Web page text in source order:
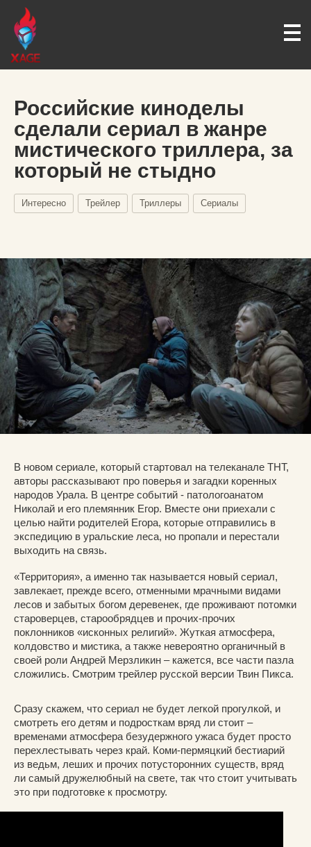
Российские киноделы
сделали сериал в жанре
мистического триллера, за
который не стыдно
Интересно Трейлер Триллеры Сериалы
В новом сериале, который стартовал на телеканале ТНТ,
авторы рассказывают про поверья и загадки коренных
народов Урала. В центре событий - патологоанатом
Николай и его племянник Егор. Вместе они приехали с
целью найти родителей Егора, которые отправились в
экспедицию в уральские леса, но пропали и перестали
выходить на связь.
«Территория», а именно так называется новый сериал,
завлекает, прежде всего, отменными мрачными видами
лесов и забытых богом деревенек, где проживают потомки
староверцев, старообрядцев и прочих-прочих
поклонников «исконных религий». Жуткая атмосфера,
колдовство и мистика, а также невероятно органичный в
своей роли Андрей Мерзликин – кажется, все части пазла
сложились. Смотрим трейлер русской версии Твин Пикса.
Сразу скажем, что сериал не будет легкой прогулкой, и
смотреть его детям и подросткам вряд ли стоит –
временами атмосфера безудержного ужаса будет просто
перехлестывать через край. Коми-пермяцкий бестиарий
из ведьм, леших и прочих потусторонних существ, вряд
ли самый дружелюбный на свете, так что стоит учитывать
это при подготовке к просмотру.